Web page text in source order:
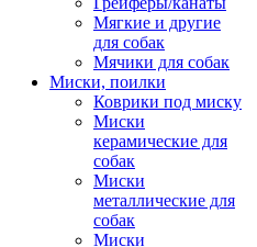
Мягкие и другие
для собак
Мячики для собак
Миски, поилки
Коврики под миску
Миски
керамические для
собак
Миски
металлические для
собак
Миски